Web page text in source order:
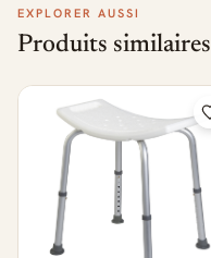
EXPLORER AUSSI
Produits similaires